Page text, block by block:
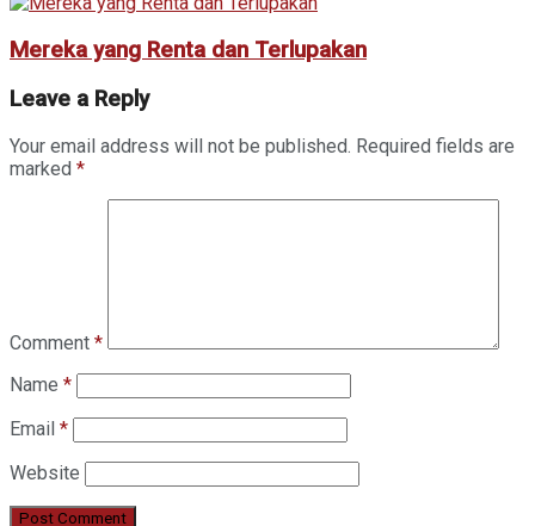
Mereka yang Renta dan Terlupakan
Leave a Reply
Your email address will not be published. Required fields are
marked *
Comment *
Name *
Email *
Website